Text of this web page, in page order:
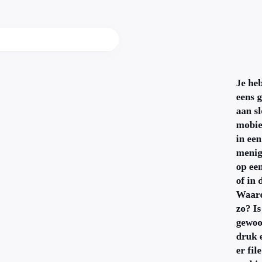
Je
eens
aan
in
op
of in
zo?
druk
er